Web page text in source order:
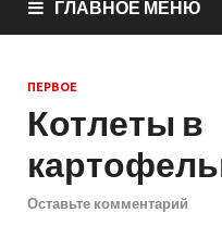
ГЛАВНОЕ МЕНЮ
ПЕРВОЕ
Котлеты в
Оставьте комментарий